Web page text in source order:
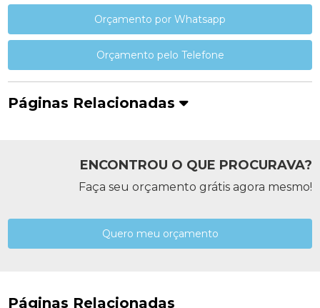
Orçamento por Whatsapp
Orçamento pelo Telefone
Páginas Relacionadas
ENCONTROU O QUE PROCURAVA?
Faça seu orçamento grátis agora mesmo!
Quero meu orçamento
Páginas Relacionadas